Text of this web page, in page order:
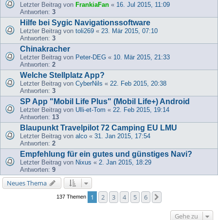
Letzter Beitrag von FrankiaFan « 16. Jul 2015, 11:09
Antworten: 3
Hilfe bei Sygic Navigationssoftware
Letzter Beitrag von toli269 « 23. Mär 2015, 07:10
Antworten: 3
Chinakracher
Letzter Beitrag von Peter-DEG « 10. Mär 2015, 21:33
Antworten: 2
Welche Stellplatz App?
Letzter Beitrag von CyberNils « 22. Feb 2015, 20:38
Antworten: 3
SP App "Mobil Life Plus" (Mobil Life+) Android
Letzter Beitrag von Ulli-et-Tom « 22. Feb 2015, 19:14
Antworten: 13
Blaupunkt Travelpilot 72 Camping EU LMU
Letzter Beitrag von alco « 31. Jan 2015, 17:54
Antworten: 2
Empfehlung für ein gutes und günstiges Navi?
Letzter Beitrag von Nixus « 2. Jan 2015, 18:29
Antworten: 9
Neues Thema
137 Themen 1 2 3 4 5 6
Gehe zu